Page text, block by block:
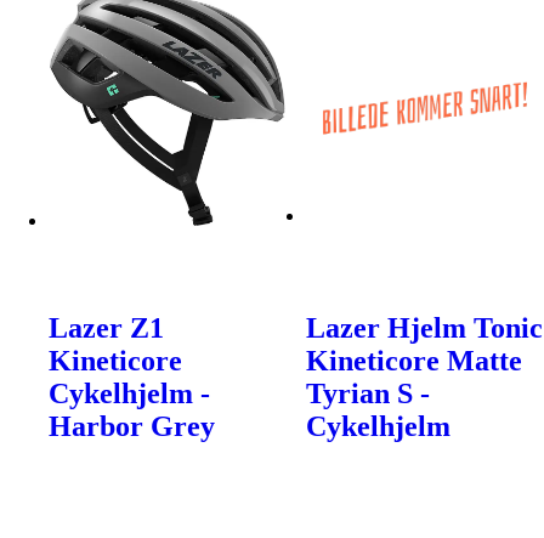
Lazer Z1
Kineticore
Cykelhjelm -
Harbor Grey
Lazer Hjelm Tonic
Kineticore Matte
Tyrian S -
Cykelhjelm